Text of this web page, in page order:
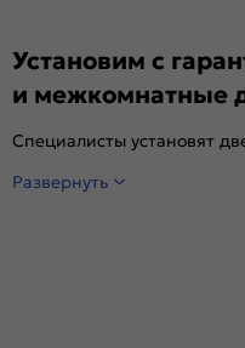
Установим с
и межкомнатные
Специалисты установят
Развернуть